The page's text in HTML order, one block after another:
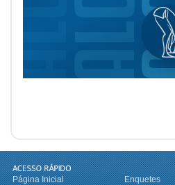
Página Inicial Enquetes